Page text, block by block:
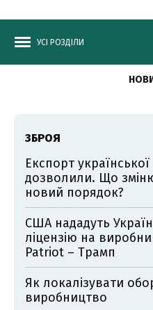
УСІ РОЗДІЛИ
ЗБРОЯ
Експорт української
дозволили. Що
новий порядок?
США нададуть
ліцензію на
Patriot – Трамп
Як локалізувати
виробництво